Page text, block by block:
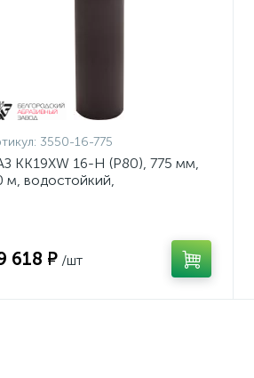
3550-16-775
KK19XW 16-H (Р80), 775 мм,
м, водостойкий,
618 ₽ /шт